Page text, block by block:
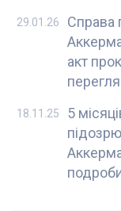
Справа
акт
29.01.26
5
18.11.25